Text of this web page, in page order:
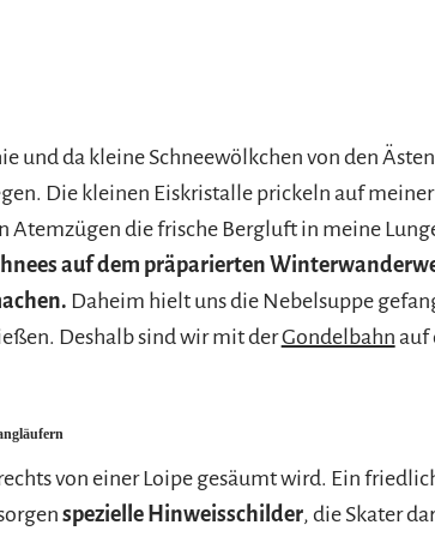
und da kleine Schneewölkchen von den
Die kleinen Eiskristalle prickeln auf
Atemzügen die frische Bergluft in meine
auf dem präparierten
Daheim hielt uns die Nebelsuppe
Deshalb sind wir mit derGondelbahn auf
von einer Loipe gesäumt wird. Ein
spezielle Hinweisschilder, die Skater